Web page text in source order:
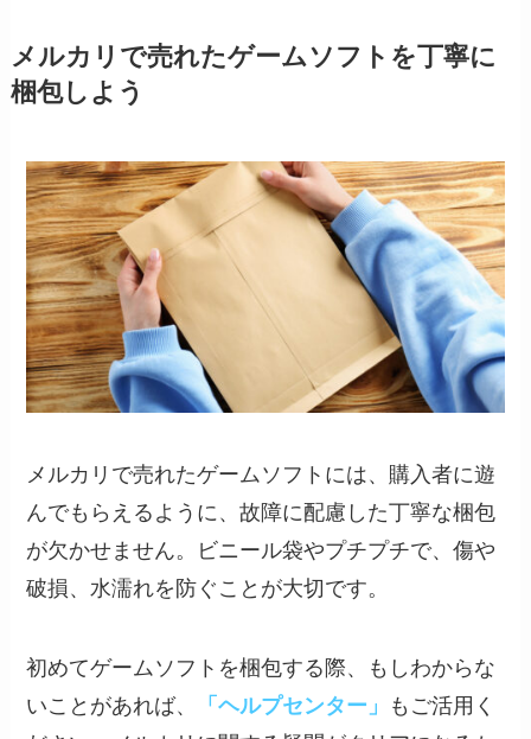
メルカリで売れたゲームソフトを丁寧に
梱包しよう
メルカリで売れたゲームソフトには、購入者に遊
んでもらえるように、故障に配慮した丁寧な梱包
が欠かせません。ビニール袋やプチプチで、傷や
破損、水濡れを防ぐことが大切です。
初めてゲームソフトを梱包する際、もしわからな
いことがあれば、
「ヘルプセンター」
もご活用く